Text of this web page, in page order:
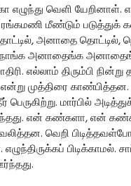
எழுந்து வெளி யேறினாள்.
ரங்கமணி மீண்டும்
அனாதை தொட்டில்,
நாங்க அனாதைங்க
எல்லாம் திரும்பி
முத்திரை
பெருகிற்று. மார்பில்
என் கண்களா, என்
வெறி
பிடிக்காமல்.